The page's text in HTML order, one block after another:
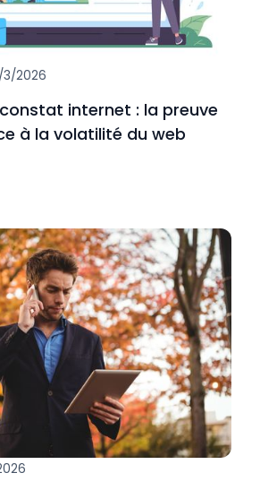
2026
internet : la preuve
à la volatilité du web